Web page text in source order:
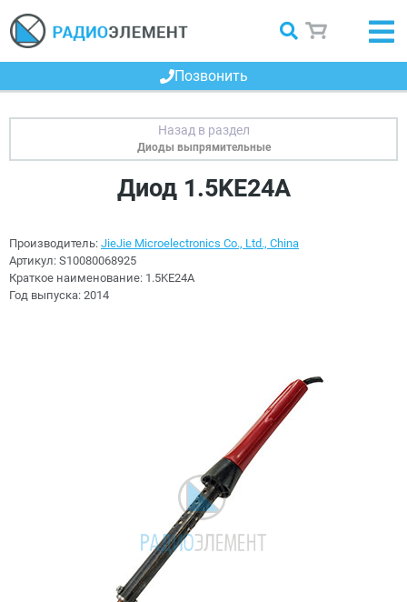
Позвонить
Диоды выпрямительные
Диод 1.5KE24A
Производитель: JieJie Microelectronics Co., Ltd., China
Артикул: S10080068925
Краткое наименование: 1.5KE24A
Год выпуска: 2014